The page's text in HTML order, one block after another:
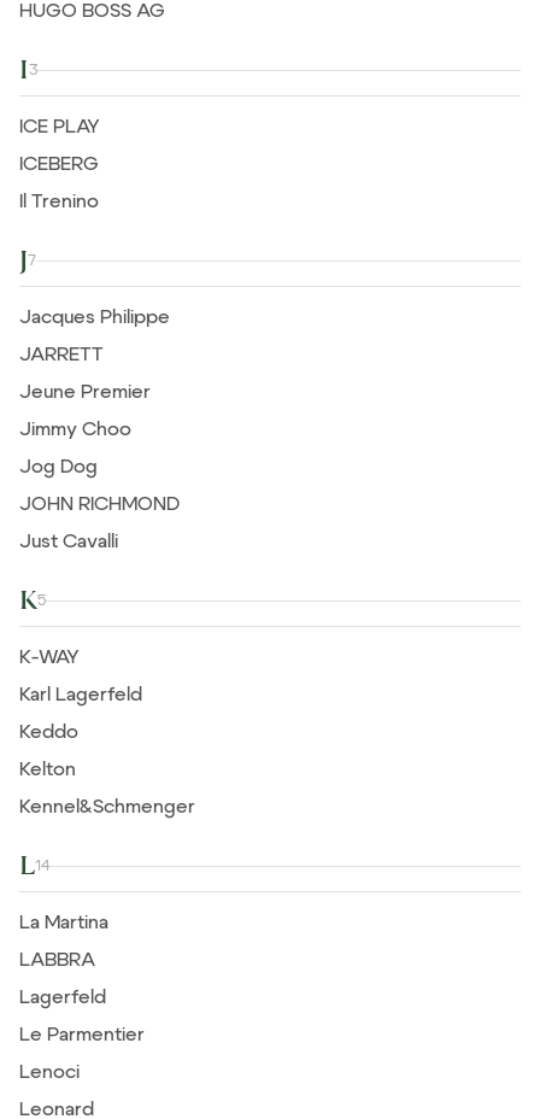
HUGO BOSS AG
I3
ICE PLAY
ICEBERG
Il Trenino
J7
Jacques Philippe
JARRETT
Jeune Premier
Jimmy Choo
Jog Dog
JOHN RICHMOND
Just Cavalli
K5
K-WAY
Karl Lagerfeld
Keddo
Kelton
Kennel&Schmenger
L14
La Martina
LABBRA
Lagerfeld
Le Parmentier
Lenoci
Leonard